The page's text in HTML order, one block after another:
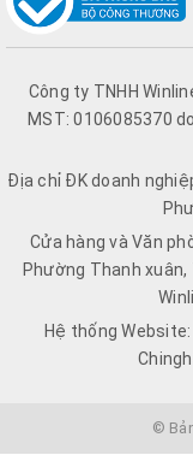
Công ty TNHH
MST: 0106085370
Địa chỉ ĐK doanh
Cửa hàng và Văn
Phường Thanh xuân,
Hệ thống
©